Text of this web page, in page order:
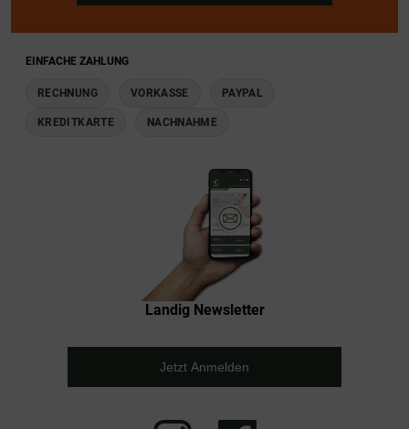
EINFACHE ZAHLUNG
RECHNUNG VORKASSE PAYPAL
KREDITKARTE NACHNAHME
Landig Newsletter
Jetzt Anmelden